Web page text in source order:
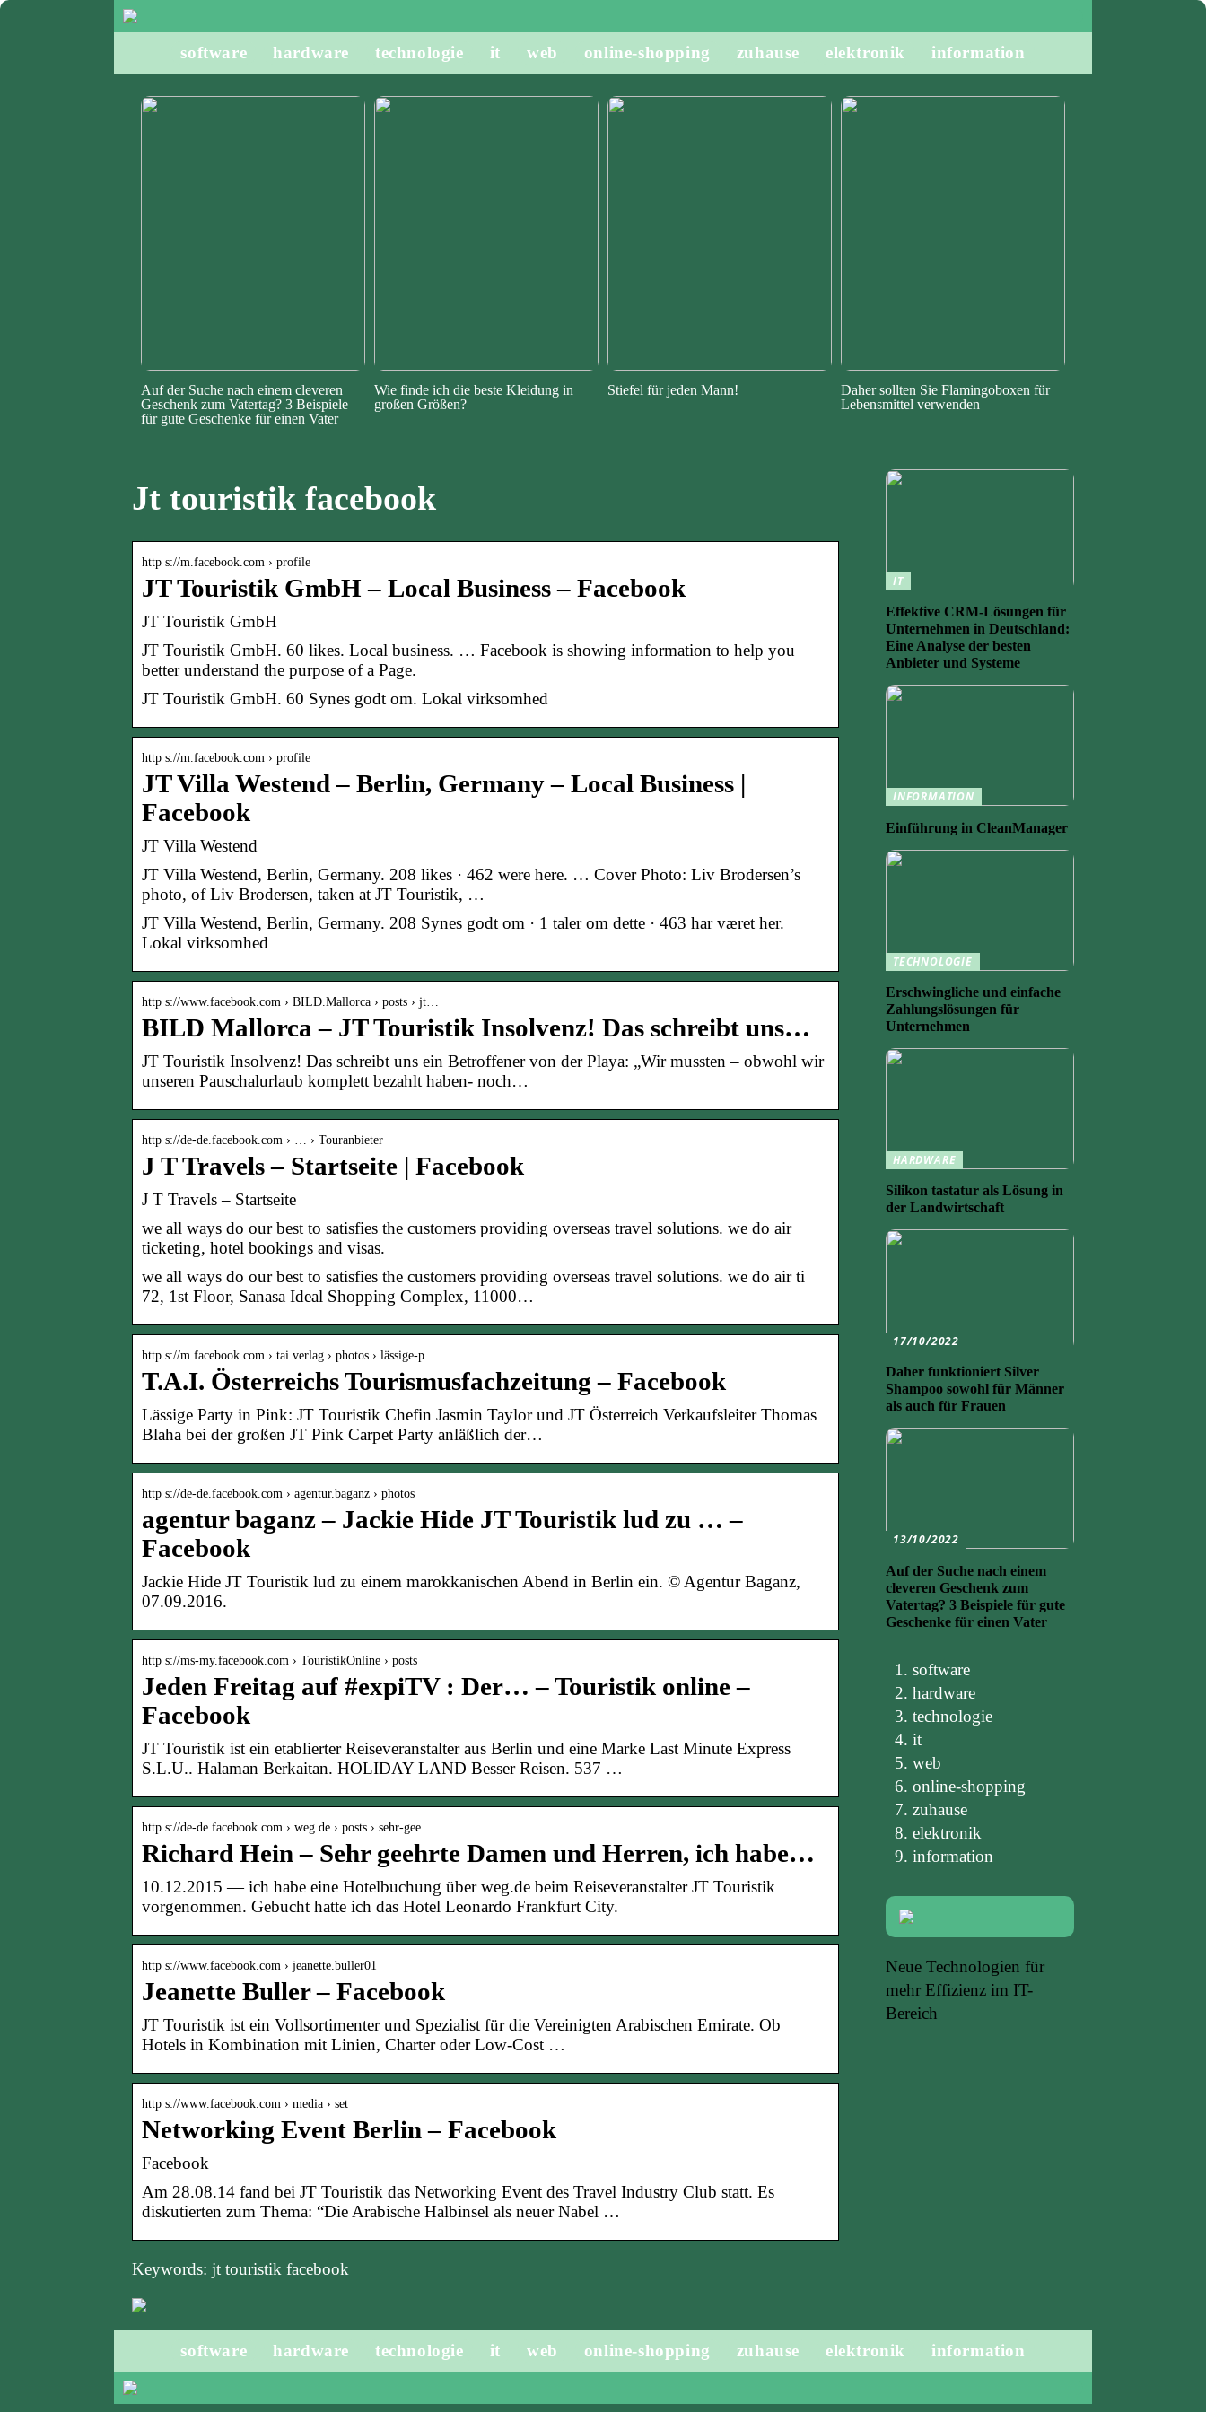
software hardware technologie it web online-shopping zuhause elektronik information
Auf der Suche nach einem cleveren
Geschenk zum Vatertag? 3 Beispiele
für gute Geschenke für einen Vater
Wie finde ich die beste Kleidung in
großen Größen?
Stiefel für jeden Mann!
Daher sollten Sie Flamingoboxen für
Lebensmittel verwenden
Jt touristik facebook
http s://m.facebook.com › profile
JT Touristik GmbH – Local Business – Facebook
JT Touristik GmbH
JT Touristik GmbH. 60 likes. Local business. … Facebook is showing information to help you
better understand the purpose of a Page.
JT Touristik GmbH. 60 Synes godt om. Lokal virksomhed
http s://m.facebook.com › profile
JT Villa Westend – Berlin, Germany – Local Business |
Facebook
JT Villa Westend
JT Villa Westend, Berlin, Germany. 208 likes · 462 were here. … Cover Photo: Liv Brodersen’s
photo, of Liv Brodersen, taken at JT Touristik, …
JT Villa Westend, Berlin, Germany. 208 Synes godt om · 1 taler om dette · 463 har været her.
Lokal virksomhed
http s://www.facebook.com › BILD.Mallorca › posts › jt…
BILD Mallorca – JT Touristik Insolvenz! Das schreibt uns…
JT Touristik Insolvenz! Das schreibt uns ein Betroffener von der Playa: „Wir mussten – obwohl wir
unseren Pauschalurlaub komplett bezahlt haben- noch…
http s://de-de.facebook.com › … › Touranbieter
J T Travels – Startseite | Facebook
J T Travels – Startseite
we all ways do our best to satisfies the customers providing overseas travel solutions. we do air
ticketing, hotel bookings and visas.
we all ways do our best to satisfies the customers providing overseas travel solutions. we do air ti
72, 1st Floor, Sanasa Ideal Shopping Complex, 11000…
http s://m.facebook.com › tai.verlag › photos › lässige-p…
T.A.I. Österreichs Tourismusfachzeitung – Facebook
Lässige Party in Pink: JT Touristik Chefin Jasmin Taylor und JT Österreich Verkaufsleiter Thomas
Blaha bei der großen JT Pink Carpet Party anläßlich der…
http s://de-de.facebook.com › agentur.baganz › photos
agentur baganz – Jackie Hide JT Touristik lud zu … –
Facebook
Jackie Hide JT Touristik lud zu einem marokkanischen Abend in Berlin ein. © Agentur Baganz,
07.09.2016.
http s://ms-my.facebook.com › TouristikOnline › posts
Jeden Freitag auf #expiTV : Der… – Touristik online –
Facebook
JT Touristik ist ein etablierter Reiseveranstalter aus Berlin und eine Marke Last Minute Express
S.L.U.. Halaman Berkaitan. HOLIDAY LAND Besser Reisen. 537 …
http s://de-de.facebook.com › weg.de › posts › sehr-gee…
Richard Hein – Sehr geehrte Damen und Herren, ich habe…
10.12.2015 — ich habe eine Hotelbuchung über weg.de beim Reiseveranstalter JT Touristik
vorgenommen. Gebucht hatte ich das Hotel Leonardo Frankfurt City.
http s://www.facebook.com › jeanette.buller01
Jeanette Buller – Facebook
JT Touristik ist ein Vollsortimenter und Spezialist für die Vereinigten Arabischen Emirate. Ob
Hotels in Kombination mit Linien, Charter oder Low-Cost …
http s://www.facebook.com › media › set
Networking Event Berlin – Facebook
Facebook
Am 28.08.14 fand bei JT Touristik das Networking Event des Travel Industry Club statt. Es
diskutierten zum Thema: “Die Arabische Halbinsel als neuer Nabel …
Keywords: jt touristik facebook
IT
Effektive CRM-Lösungen für
Unternehmen in Deutschland:
Eine Analyse der besten
Anbieter und Systeme
INFORMATION
Einführung in CleanManager
TECHNOLOGIE
Erschwingliche und einfache
Zahlungslösungen für
Unternehmen
HARDWARE
Silikon tastatur als Lösung in
der Landwirtschaft
17/10/2022
Daher funktioniert Silver
Shampoo sowohl für Männer
als auch für Frauen
13/10/2022
Auf der Suche nach einem
cleveren Geschenk zum
Vatertag? 3 Beispiele für gute
Geschenke für einen Vater
software
hardware
technologie
it
web
online-shopping
zuhause
elektronik
information
Neue Technologien für
mehr Effizienz im IT-
Bereich
software hardware technologie it web online-shopping zuhause elektronik information